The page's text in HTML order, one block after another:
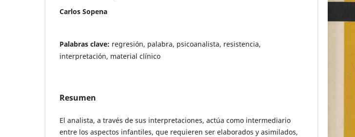
Carlos Sopena
Palabras clave: regresión, palabra, psicoanalista, resistencia,
interpretación, material clínico
Resumen
El analista, a través de sus interpretaciones, actúa como intermediario
entre los aspectos infantiles, que requieren ser elaborados y asimilados,